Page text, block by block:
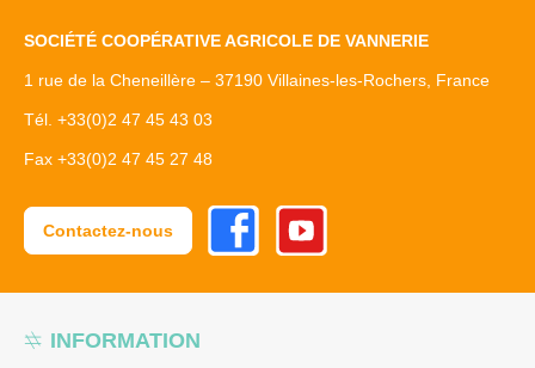
INFORMATION
SOCIÉTÉ COOPÉRATIVE AGRICOLE DE VANNERIE
1 rue de la Cheneillère – 37190 Villaines-les-Rochers, France
Tél. +33(0)2 47 45 43 03
Fax +33(0)2 47 45 27 48
Contactez-nous
FacebookYoutube